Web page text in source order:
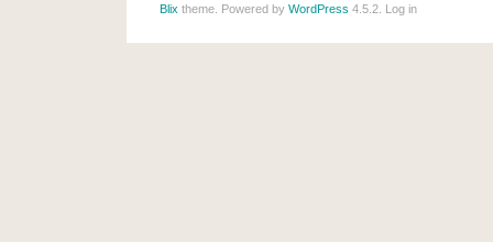
Blix theme. Powered by WordPress 4.5.2. Log in